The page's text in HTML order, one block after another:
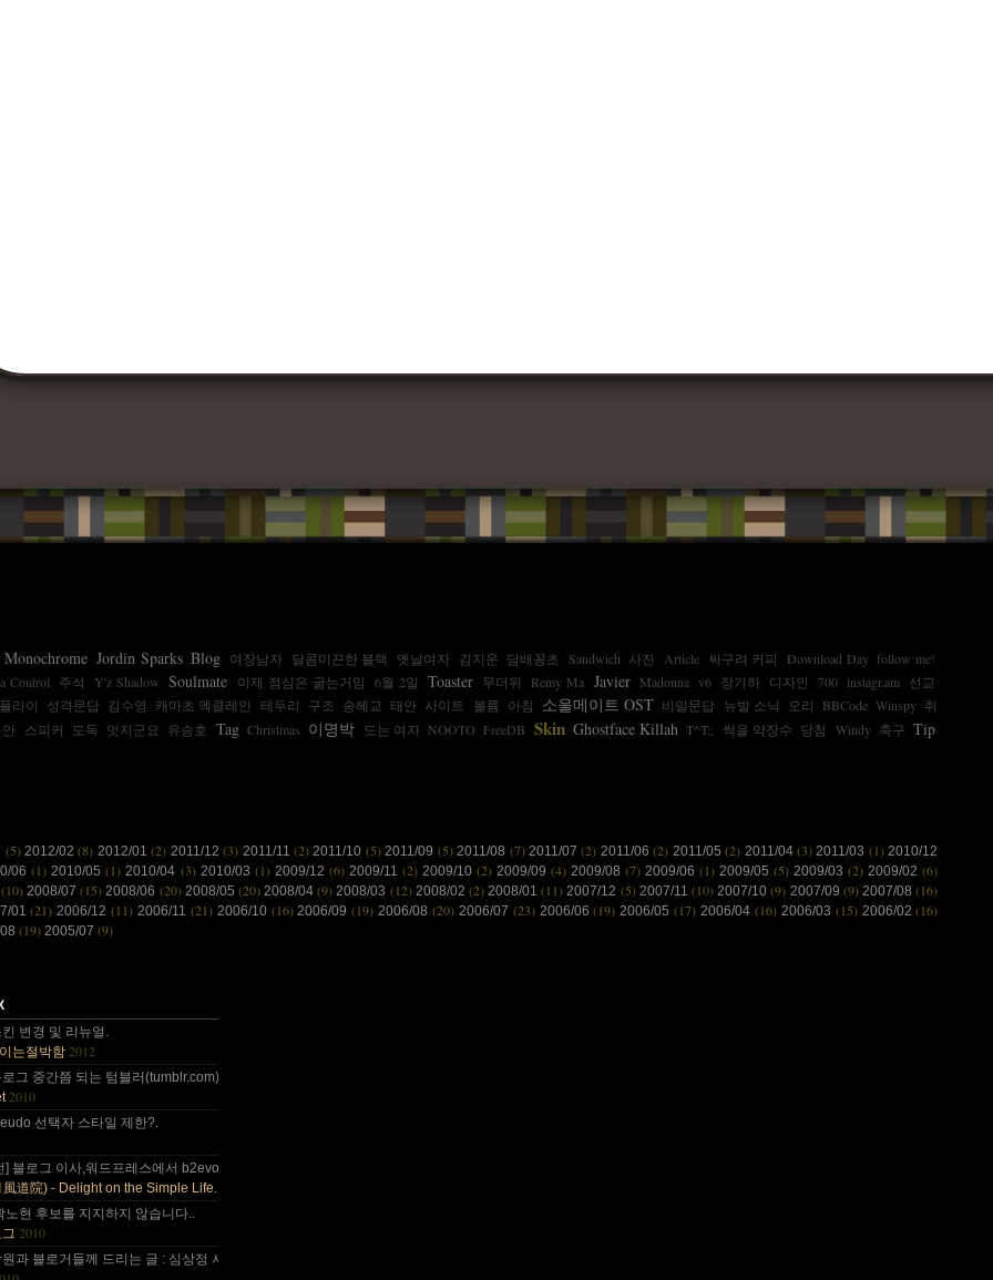
Monochrome Jordin Sparks Blog 여장남자 달콤미끈한 블랙 옛날여자 김지운 담배꽁초 Sandwich 사진 Article 싸구려 커피 Download Day follow me!
Control
주석 Y'z Shadow Soulmate 이제 점심은 굶는거임 6월 2일 Toaster 무더위 Remy Ma Javier Madonna v6 장기하 디자인 700 instagr.am 선교
라이
성격문답 김수영 캐마초 멕클레인 테두리 구조 송혜교 태안 사이트 볼륨 아침 소울메이트 OST 비밀문답 뉴발 소닉 오리 BBCode Winspy 취
스피커 도둑 멋지군요 유승호 Tag Christmas 이명박 도는 여자 NOOTO FreeDB Skin Ghostface Killah T^T;; 썩을 약장수 당첨 Windy 축구 Tip
(5) 2012/02(8) 2012/01(2) 2011/12(3) 2011/11(2) 2011/10 (5) 2011/09 (5) 2011/08 (7) 2011/07(2) 2011/06(2) 2011/05(2) 2011/04 (3) 2011/03 (1) 2010/12
06(1) 2010/05(1) 2010/04 (3) 2010/03 (1) 2009/12 (6) 2009/11 (2) 2009/10 (2) 2009/09 (4) 2009/08 (7) 2009/06 (1) 2009/05 (5) 2009/03(2) 2009/02(6)
(10) 2008/07(15) 2008/06 (20) 2008/05 (20) 2008/04(9) 2008/03 (12) 2008/02 (2) 2008/01(11) 2007/12 (5) 2007/11 (10) 2007/10(9) 2007/09 (9) 2007/08(16)
01(21) 2006/12(11) 2006/11 (21) 2006/10 (16) 2006/09(19) 2006/08(20) 2006/07 (23) 2006/06(19) 2006/05(17) 2006/04 (16) 2006/03 (15) 2006/02(16)
(19) 2005/07 (9)
감사합니다~~.
올림픽도 4년에 한번은 열리는....
음부턴 이런데 돈 들어갈일....
나이가 드는건가;; 예전엔 ....
변경 및 리뉴얼.
는절박함 2012
그 중간쯤 되는 텀블러(tumblr.com)와 쿠(kooo.net).
2010
선택자 스타일 제한?.
] 블로그 이사,워드프레스에서 b2evo로 블로그 엔진 변경..
風道院) - Delight on the Simple Life.
노현 후보를 지지하지 않습니다..
2010
과 블로거들께 드리는 글 : 심상정 사퇴에 부쳐.